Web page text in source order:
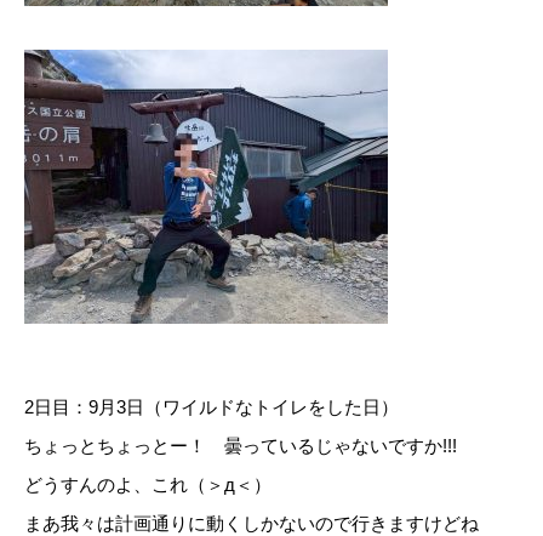
2日目：9月3日（ワイルドなトイレをした日）
ちょっとちょっとー！ 曇っているじゃないですか!!!
どうすんのよ、これ（＞д＜）
まあ我々は計画通りに動くしかないので行きますけどね